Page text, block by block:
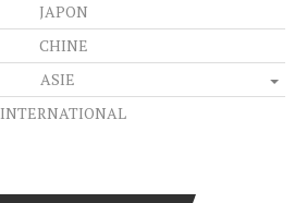
JAPON
CHINE
ASIE
INTERNATIONAL